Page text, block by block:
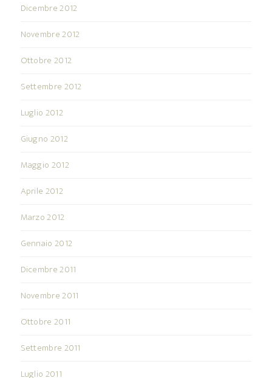
Dicembre 2012
Novembre 2012
Ottobre 2012
Settembre 2012
Luglio 2012
Giugno 2012
Maggio 2012
Aprile 2012
Marzo 2012
Gennaio 2012
Dicembre 2011
Novembre 2011
Ottobre 2011
Settembre 2011
Luglio 2011